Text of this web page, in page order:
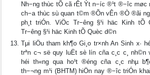
Nh−ng thùc tÕ cã rÊt Ýt n−íc ®¹t ®−îc møc
ch−a thùc sù quan t©m ®Õn vÊn ®Ò ®ãi
ph¸t triÓn. ViÖc Tr−êng §¹i häc Kinh tÕ
Tr−êng §¹i häc Kinh tÕ Quèc d©n
Tμi liÖu tham kh¶o Gi¸o tr×nh An Sinh x∙
trªn c¬ së quy luËt sè lín cña c¸c c¸ nh©n
héi th«ng qua ho¹t ®éng cña c¸c nhµ
th−¬ng m¹i (BHTM) hiÖn nay ®−îc triÓn